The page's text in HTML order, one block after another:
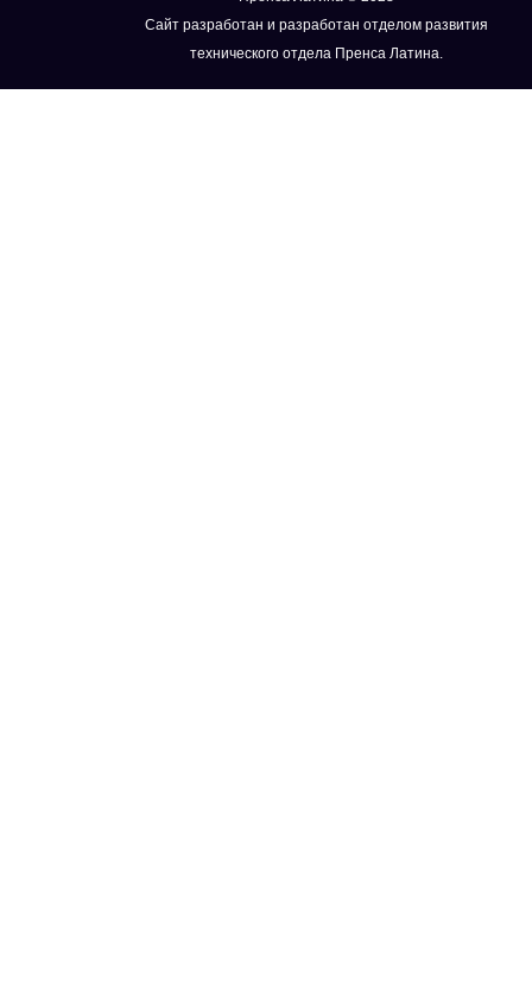
Сайт разработан и разработан отделом развития
технического отдела Пренса Латина.